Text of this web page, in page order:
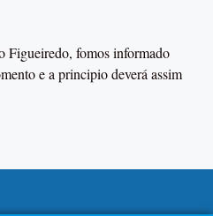
Figueiredo, fomos informado
e a principio deverá assim